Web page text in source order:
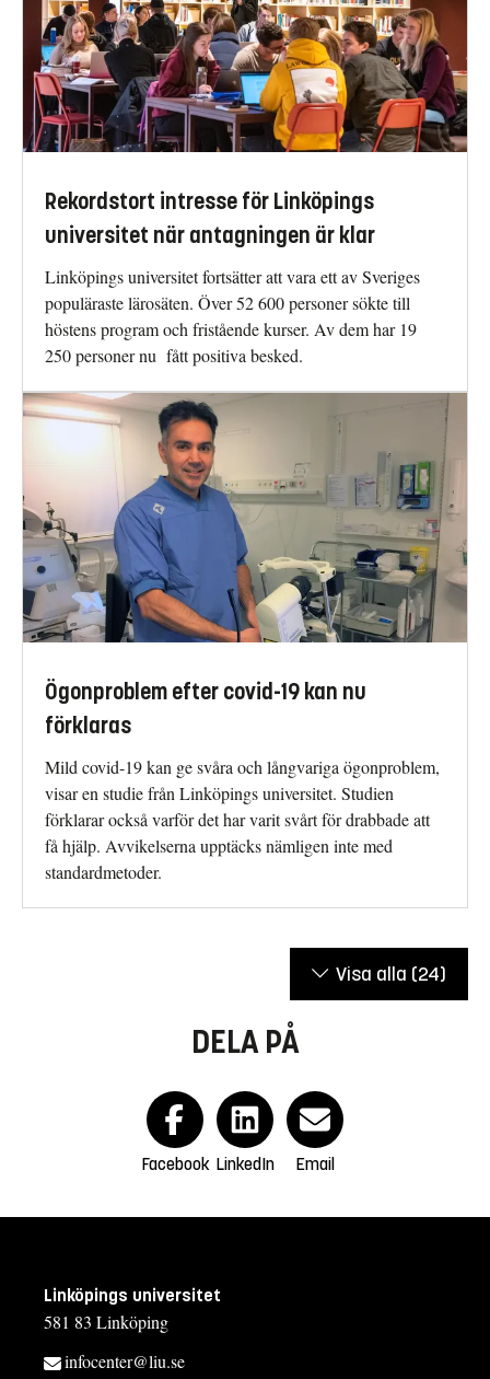
Rekordstort intresse för Linköpings
universitet när antagningen är klar
Linköpings universitet fortsätter att vara ett av Sveriges
populäraste lärosäten. Över 52 600 personer sökte till
höstens program och fristående kurser. Av dem har 19
250 personer nu fått positiva besked.
Ögonproblem efter covid-19 kan nu
förklaras
Mild covid-19 kan ge svåra och långvariga ögonproblem,
visar en studie från Linköpings universitet. Studien
förklarar också varför det har varit svårt för drabbade att
få hjälp. Avvikelserna upptäcks nämligen inte med
standardmetoder.
Visa alla (24)
DELA PÅ
Facebook LinkedIn Email
Linköpings universitet
581 83 Linköping
infocenter@liu.se